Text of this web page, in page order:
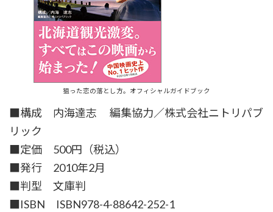
狙った恋の落とし方。オフィシャルガイドブック
■構成 内海達志 編集協力／株式会社ニトリパブ
リック
■定価 500円（税込）
■発行 2010年2月
■判型 文庫判
■ISBN ISBN978-4-88642-252-1